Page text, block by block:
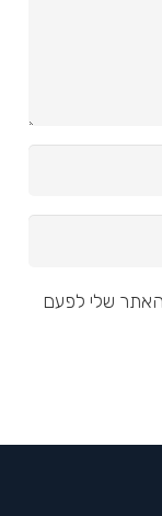
שלי לפעם